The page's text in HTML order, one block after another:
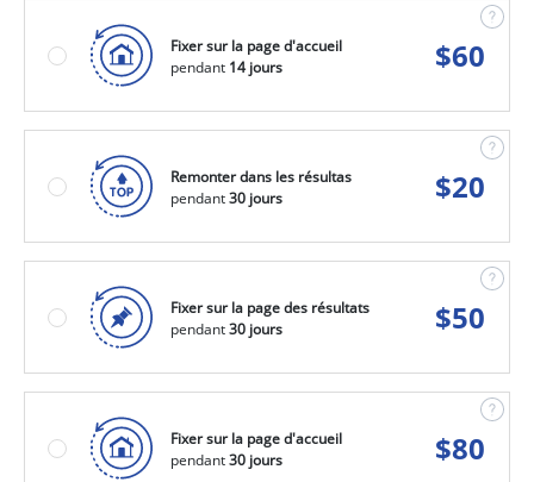
Fixer sur la page d'accueil
pendant 14 jours $60
Remonter dans les résultas
pendant30 jours $20
Fixer sur la page des résultats
pendant30 jours $50
Fixer sur la page d'accueil
pendant30 jours $80